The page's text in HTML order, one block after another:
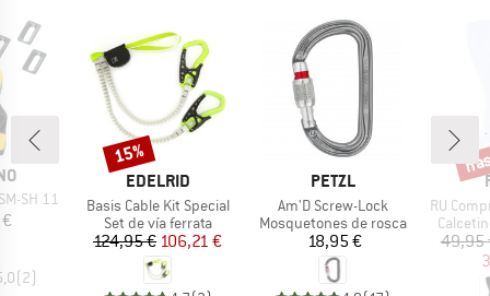
SH 11
(2)
MARCA
EDELRID
Artículo
Basis Cable Kit Special
Product group
Set de vía ferrata
Precio
124,95 €Precio reducido
106,21 €
Descuento
15%
MARCA
PETZL
Artículo
Am'D Screw-Lock
Product group
Mosquetones de rosca
Precio
18,95 €
Artículo
RU
49,95